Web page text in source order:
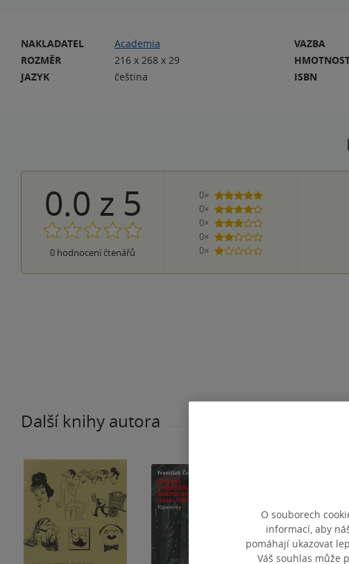
NAKLADATEL
Academia
ROZMĚR
216 x 268 x 29
JAZYK
čeština
VAZBA
ISBN
0.0 z 5
0 hodnocení čtenářů
0×
5 hvězdiček
0×
4 hvězdičky
0×
3 hvězdičky
0×
2 hvězdičky
0×
1 hvezdička
Další knihy autora
O souborech
informací, aby
pomáhají ukazovat
Váš souhlas může